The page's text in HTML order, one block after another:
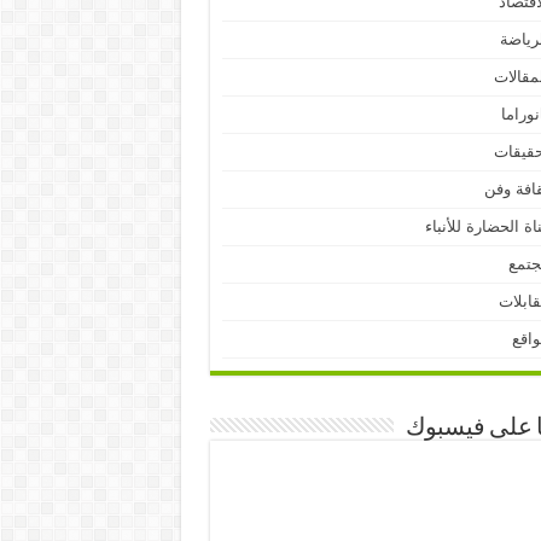
وفن
الحضارة للأنباء
على فيسبوك